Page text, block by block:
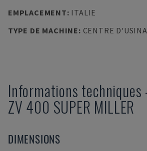
EMPLACEMENT: ITALIE
TYPE DE MACHINE: CENTRE
Informations techniques
ZV 400 SUPER MILLER
DIMENSIONS